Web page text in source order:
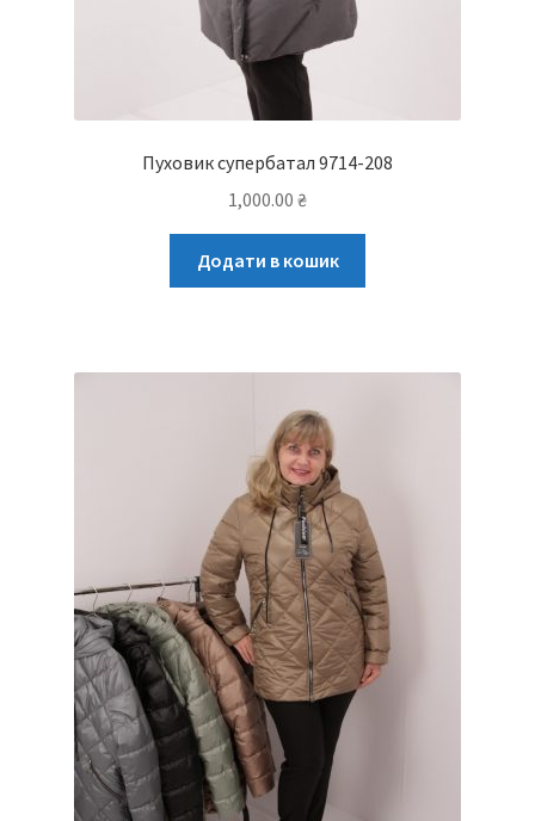
Пуховик супербатал 9714-208
1,000.00 ₴
Додати в кошик